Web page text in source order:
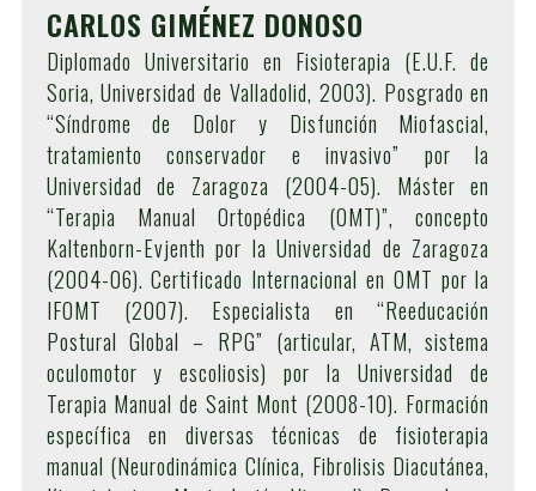
CARLOS GIMÉNEZ DONOSO
Diplomado Universitario en Fisioterapia (E.U.F. de
Soria, Universidad de Valladolid, 2003). Posgrado en
“Síndrome de Dolor y Disfunción Miofascial,
tratamiento conservador e invasivo” por la
Universidad de Zaragoza (2004-05). Máster en
“Terapia Manual Ortopédica (OMT)”, concepto
Kaltenborn-Evjenth por la Universidad de Zaragoza
(2004-06). Certificado Internacional en OMT por la
IFOMT (2007). Especialista en “Reeducación
Postural Global – RPG” (articular, ATM, sistema
oculomotor y escoliosis) por la Universidad de
Terapia Manual de Saint Mont (2008-10). Formación
específica en diversas técnicas de fisioterapia
manual (Neurodinámica Clínica, Fibrolisis Diacutánea,